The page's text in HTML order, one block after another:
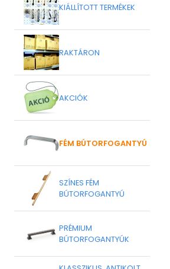
KIÁLLÍTOTT TERMÉKEK
RAKTÁRON
AKCIÓK
FÉM BÚTORFOGANTYÚ
SZÍNES FÉM
BÚTORFOGANTYÚ
PRÉMIUM
BÚTORFOGANTYÚK